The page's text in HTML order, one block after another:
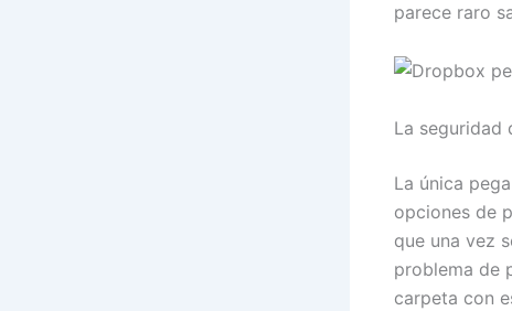
parece raro
La seguridad
La única
opciones de
que una vez
problema de
carpeta con